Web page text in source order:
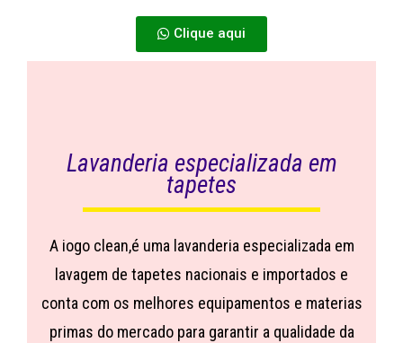
Clique aqui
Lavanderia especializada em
tapetes
A iogo clean,é uma lavanderia especializada em
lavagem de tapetes nacionais e importados e
conta com os melhores equipamentos e materias
primas do mercado para garantir a qualidade da